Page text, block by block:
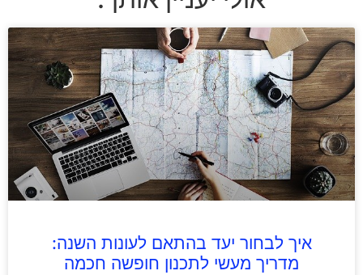
איך לבחור יעד בהתאם לעונות השנה:
מדריך מעשי לתכנון חופשה חכמה